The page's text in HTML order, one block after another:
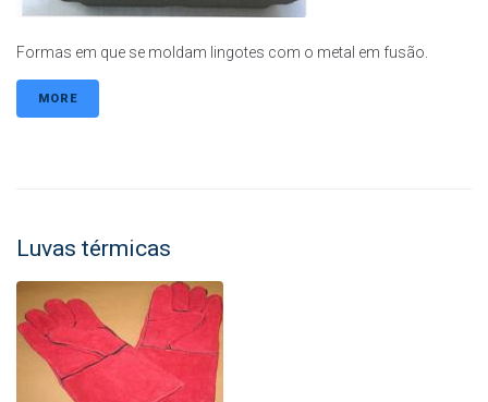
Formas em que se moldam lingotes com o metal em fusão.
MORE
Luvas térmicas